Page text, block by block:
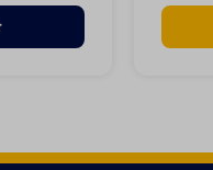
(2